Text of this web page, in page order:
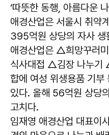
‘따뜻한 동행, 아름다운
애경산업은 서울시 취약
395억원 상당의 자사 생
애경산업은 △희망꾸러
식사대접 △김장 나누기
합에 여성 위생용품 기부
있다. 올해 56억원 상당
고치다.
임재영 애경산업 대표이